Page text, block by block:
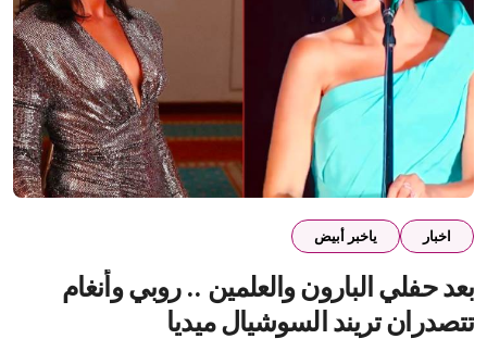
اخبار ياخبر أبيض
بعد حفلي البارون والعلمين .. روبي وأنغام
تتصدران تريند السوشيال ميديا